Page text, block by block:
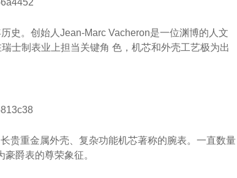
史。创始人Jean-Marc Vacheron是一位渊博的人文
士制表业上担当关键角 色，机芯和外壳工艺极为出
贵重金属外壳、复杂功能机芯著称的腕表。一直数量
爵表的尊荣象征。